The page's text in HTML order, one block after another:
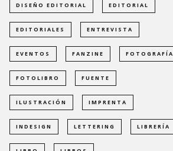
DISEÑO EDITORIAL EDITORIAL
EDITORIALES ENTREVISTA
EVENTOS FANZINE FOTOGRAFÍA
FOTOLIBRO FUENTE
ILUSTRACIÓN IMPRENTA
INDESIGN LETTERING LIBRERÍA